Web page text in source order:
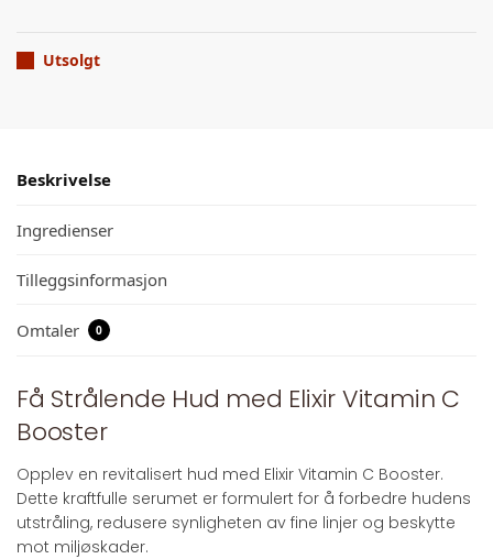
Utsolgt
Beskrivelse
Ingredienser
Tilleggsinformasjon
Omtaler 0
Få Strålende Hud med Elixir Vitamin C
Booster
Opplev en revitalisert hud med Elixir Vitamin C Booster.
Dette kraftfulle serumet er formulert for å forbedre hudens
utstråling, redusere synligheten av fine linjer og beskytte
mot miljøskader.